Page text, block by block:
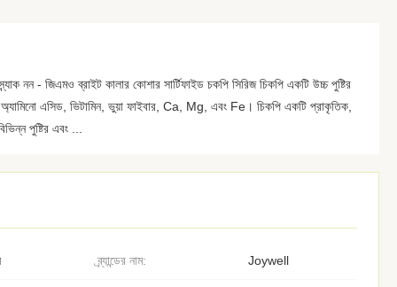
নন - জিএমও ব্রাইট কালার কোশার সার্টিফাইড চকপি সিরিজ চিকপি একটি উচ্চ পুষ্টির
এসিড, ভিটামিন, ভুয়া ফাইবার, Ca, Mg, এবং Fe। চিকপি একটি প্রাকৃতিক,
পুষ্টির এবং ...
ব্র্যান্ডের নাম: Joywell